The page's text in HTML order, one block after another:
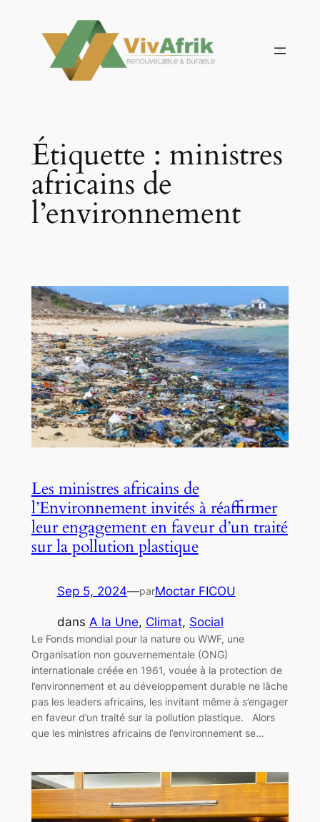
contenu
Étiquette : ministres
africains de
l’environnement
Les ministres africains de
l’Environnement invités à réaffirmer
leur engagement en faveur d’un traité
sur la pollution plastique
Sep 5, 2024—parMoctar FICOU
dans A la Une, Climat, Social
Le Fonds mondial pour la nature ou WWF, une
Organisation non gouvernementale (ONG)
internationale créée en 1961, vouée à la protection de
l’environnement et au développement durable ne lâche
pas les leaders africains, les invitant même à s’engager
en faveur d’un traité sur la pollution plastique. Alors
que les ministres africains de l’environnement se…